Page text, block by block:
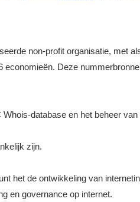
non-profit organisatie, met
Deze
database en het beheer
zijn.
het de ontwikkeling van
en governance op internet.